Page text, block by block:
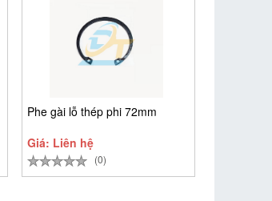
Phe gài lỗ thép phi 72mm
Giá: Liên hệ
(0)